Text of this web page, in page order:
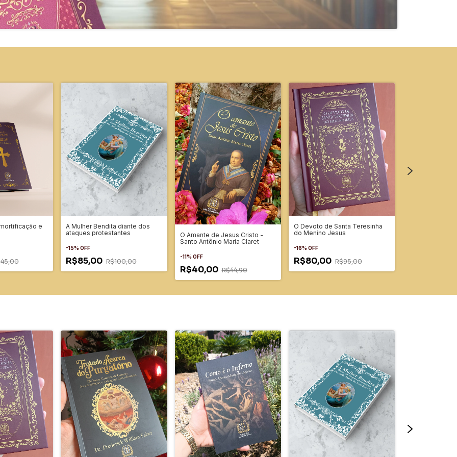
e
A Mulher Bendita diante dos
ataques protestantes
-15%OFF
R$85,00 R$100,00
O Amante de Jesus Cristo -
Santo Antônio Maria Claret
-11% OFF
R$40,00 R$44,90
O Devoto de Santa Teresinha
do Menino Jesus
-16% OFF
R$80,00 R$95,00